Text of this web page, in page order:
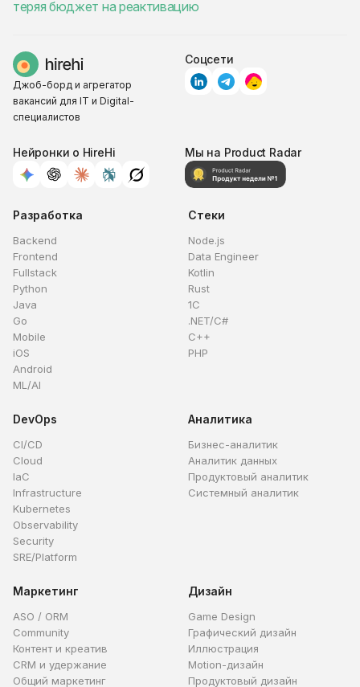
теряя бюджет на реактивацию
Джоб-борд и агрегатор
вакансий для IT и Digital-
специалистов
Соцсети
Нейронки о HireHi Мы на Product Radar
Разработка
Backend
Frontend
Fullstack
Python
Java
Go
Mobile
iOS
Android
ML/AI
Стеки
Node.js
Data Engineer
Kotlin
Rust
1C
.NET/C#
C++
PHP
DevOps
CI/CD
Cloud
IaC
Infrastructure
Kubernetes
Observability
Security
SRE/Platform
Аналитика
Бизнес-аналитик
Аналитик данных
Продуктовый аналитик
Системный аналитик
Маркетинг
ASO / ORM
Community
Контент и креатив
CRM и удержание
Общий маркетинг
Дизайн
Game Design
Графический дизайн
Иллюстрация
Motion-дизайн
Продуктовый дизайн